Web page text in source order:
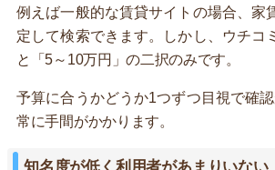
例えば一般的な賃貸サイトの場合、家
定して検索できます。しかし、ウチコ
と「5～10万円」の二択のみです。
予算に合うかどうか1つずつ目視で確
常に手間がかかります。
知名度が低く利用者があまりいない